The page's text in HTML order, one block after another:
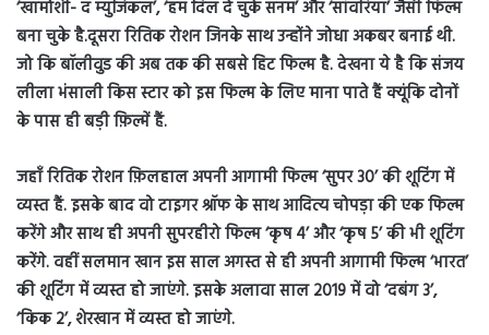
‘खामोशी- द म्युजिकल’, ‘हम दिल दे चुके सनम’ और ‘सांवरिया’ जैसी फिल्म
बना चुके है.दूसरा रितिक रोशन जिनके साथ उन्होंने जोधा अकबर बनाई थी.
जो कि बॉलीवुड की अब तक की सबसे हिट फिल्म है. देखना ये है कि संजय
लीला भंसाली किस स्टार को इस फिल्म के लिए माना पाते हैं क्यूंकि दोनों
के पास ही बड़ी फ़िल्में हैं.
जहाँ रितिक रोशन फ़िलहाल अपनी आगामी फिल्म ‘सुपर 30’ की शूटिंग में
व्यस्त हैं. इसके बाद वो टाइगर श्रॉफ के साथ आदित्य चोपड़ा की एक फिल्म
करेंगे और साथ ही अपनी सुपरहीरो फिल्म ‘कृष 4’ और ‘कृष 5’ की भी शूटिंग
करेंगे. वहीं सलमान खान इस साल अगस्त से ही अपनी आगामी फिल्म ‘भारत’
की शूटिंग में व्यस्त हो जाएंगे. इसके अलावा साल 2019 में वो ‘दबंग 3’,
‘किक 2’, शेरखान में व्यस्त हो जाएंगे.